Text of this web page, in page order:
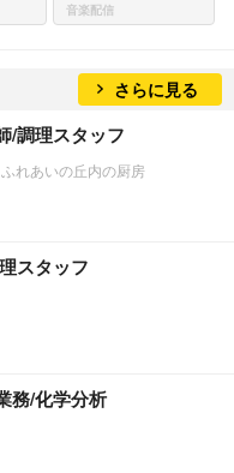
音楽配信
さらに見る
/調理スタッフ
れあいの丘内の厨房
スタッフ
務/化学分析